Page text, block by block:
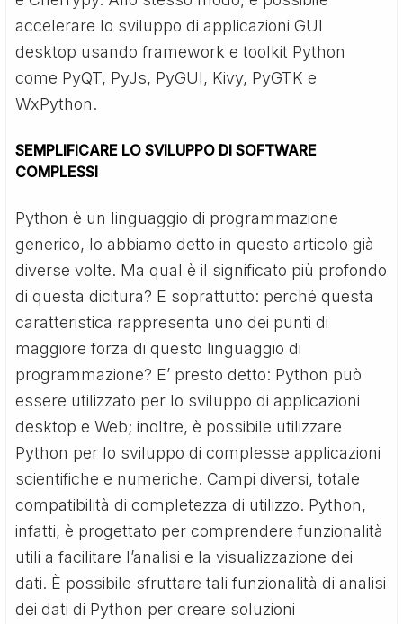
accelerare lo sviluppo di applicazioni GUI
desktop usando framework e toolkit Python
come PyQT, PyJs, PyGUI, Kivy, PyGTK e
WxPython.
SEMPLIFICARE LO SVILUPPO DI SOFTWARE
COMPLESSI
Python è un linguaggio di programmazione
generico, lo abbiamo detto in questo articolo già
diverse volte. Ma qual è il significato più profondo
di questa dicitura? E soprattutto: perché questa
caratteristica rappresenta uno dei punti di
maggiore forza di questo linguaggio di
programmazione? E’ presto detto: Python può
essere utilizzato per lo sviluppo di applicazioni
desktop e Web; inoltre, è possibile utilizzare
Python per lo sviluppo di complesse applicazioni
scientifiche e numeriche. Campi diversi, totale
compatibilità di completezza di utilizzo. Python,
infatti, è progettato per comprendere funzionalità
utili a facilitare l’analisi e la visualizzazione dei
dati. È possibile sfruttare tali funzionalità di analisi
dei dati di Python per creare soluzioni